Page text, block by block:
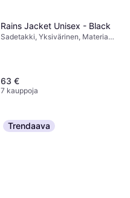
Rains Jacket Unisex - Black
Sadetakki, Yksivärinen, Materiaali:
63 €
7 kauppoja
Trendaava